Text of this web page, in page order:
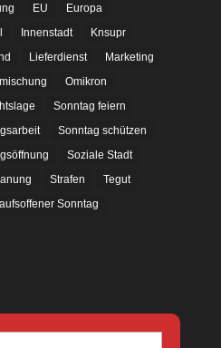
EU
Europa
Innenstadt
Knsupr
Lieferdienst
Marketing
Omikron
Sonntag feiern
Sonntag schützen
Soziale Stadt
Strafen
Tegut
Sonntag